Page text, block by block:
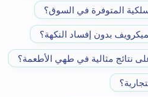
المتوفرة في السوق؟
بدون إفساد النكهة؟
نتائج مثالية في طهي الأطعمة؟